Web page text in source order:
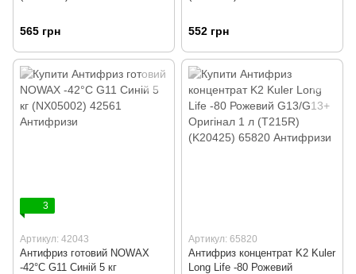
565 грн 552 грн
3
Артикул: 42043
Антифриз готовий NOWAX
-42°C G11 Синій 5 кг
Артикул: 65820
Антифриз концентрат K2 Kuler
Long Life -80 Рожевий